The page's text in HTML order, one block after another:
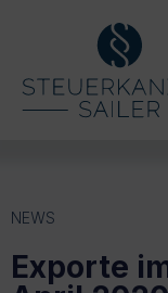
NEWS
Exporte